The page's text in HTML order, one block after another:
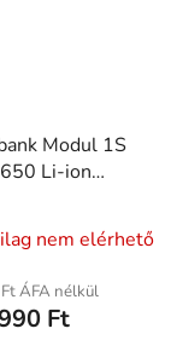
Modul 1S
Li-ion
dupla USB
és digitális
termék
átlagos
értékelése
nem elérhető
ÁFA nélkül
Ft